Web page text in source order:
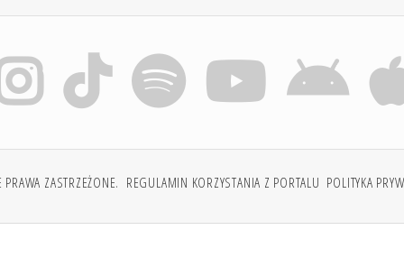
ZASTRZEŻONE. REGULAMIN KORZYSTANIA Z PORTALU POLITYKA